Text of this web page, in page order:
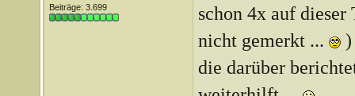
Beiträge: 3.699
schon 4x auf dieser
nicht gemerkt ...
)
die darüber